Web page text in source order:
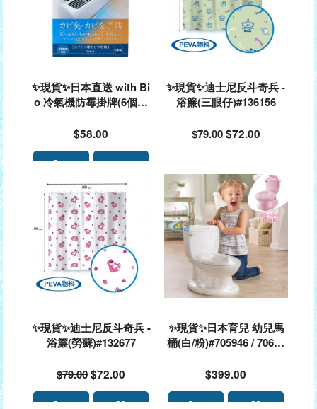
✨現貨✨日本直送 with Bi
o 冷氣機防霉掛牌(6個月
$58.00
✨現貨✨迪士尼反斗奇兵 -
浴簾(三眼仔)#136156
$79.00$72.00
✨現貨✨迪士尼反斗奇兵 -
浴簾(勞蘇)#132677
$79.00$72.00
✨現貨✨日本育兒 幼兒馬
桶(白/粉)#705946 / 70609
$399.00